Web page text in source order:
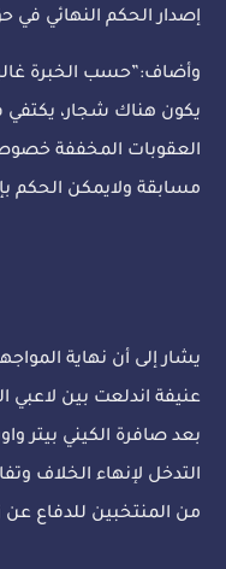
إصدار الحكم النهائي في
وأضاف:”حسب الخبرة غالبا
يكون هناك شجار، يكتفي
العقوبات المخففة
مسابقة ولايمكن الحكم
يشار إلى أن نهاية
عنيفة اندلعت بين لاعبي
بعد صافرة الكيني بيتر
التدخل لإنهاء الخلاف
من المنتخبين للدفاع عن